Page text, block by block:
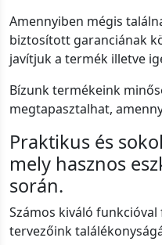
Amennyiben mégis
biztosított garanciának
javítjuk a termék illetve
Bízunk termékeink
megtapasztalhat,
Praktikus és
mely hasznos
során.
Számos kiváló
tervezőink